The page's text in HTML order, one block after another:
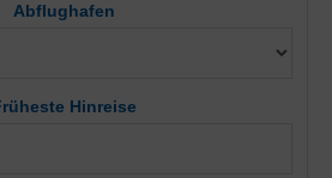
Abflughafen
Hinreise